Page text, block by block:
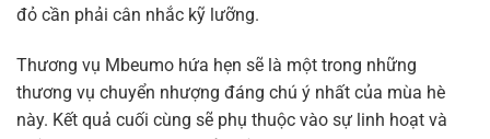
đỏ cần phải cân nhắc kỹ lưỡng.
Thương vụ Mbeumo hứa hẹn sẽ là một trong những
thương vụ chuyển nhượng đáng chú ý nhất của mùa hè
này. Kết quả cuối cùng sẽ phụ thuộc vào sự linh hoạt và